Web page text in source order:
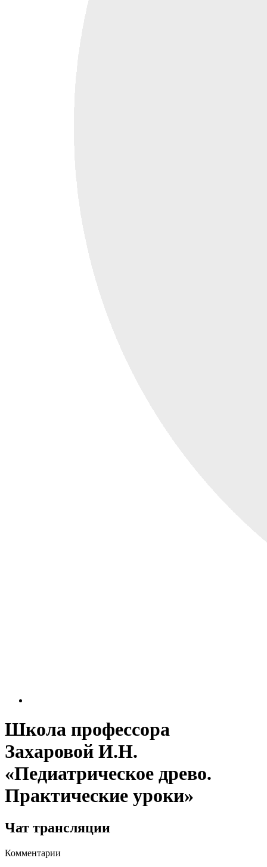
Школа профессора
Захаровой И.Н.
«Педиатрическое древо.
Практические уроки»
Чат трансляции
Комментарии